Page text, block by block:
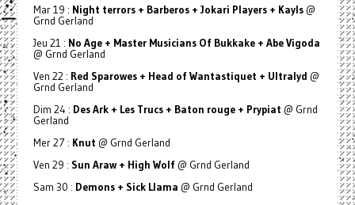
Mar 19 : Night terrors + Barberos + Jokari Players + Kayls@
Grnd Gerland
Jeu 21 : No Age + Master Musicians Of Bukkake + Abe Vigoda
@ Grnd Gerland
Ven 22 : Red Sparowes + Head of Wantastiquet + Ultralyd @
Grnd Gerland
Dim 24 : Des Ark + Les Trucs + Baton rouge + Prypiat @ Grnd
Gerland
Mer 27 : Knut @ Grnd Gerland
Ven 29 : Sun Araw + High Wolf @ Grnd Gerland
Sam 30 : Demons + Sick Llama @ Grnd Gerland